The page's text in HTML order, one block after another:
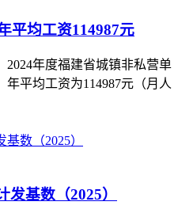
平均工资114987元
年度福建省城镇非私营单
平均工资为114987元（月人
基数（2025）